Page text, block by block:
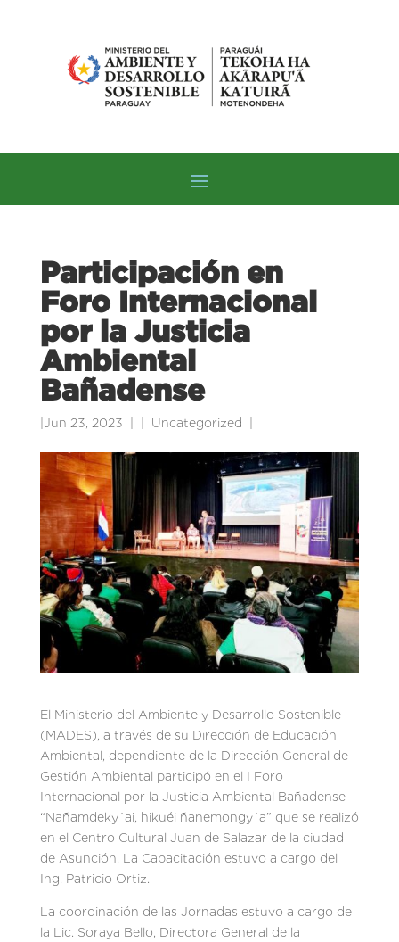
Participación en
Foro Internacional
por la Justicia
Ambiental
Bañadense
Jun 23, 2023 Uncategorized
El Ministerio del Ambiente y Desarrollo Sostenible
(MADES), a través de su Dirección de Educación
Ambiental, dependiente de la Dirección General de
Gestión Ambiental participó en el I Foro
Internacional por la Justicia Ambiental Bañadense
“Nañamdeky´ai, hikuéi ñanemongy´a” que se realizó
en el Centro Cultural Juan de Salazar de la ciudad
de Asunción. La Capacitación estuvo a cargo del
Ing. Patricio Ortiz.
La coordinación de las Jornadas estuvo a cargo de
la Lic. Soraya Bello, Directora General de la